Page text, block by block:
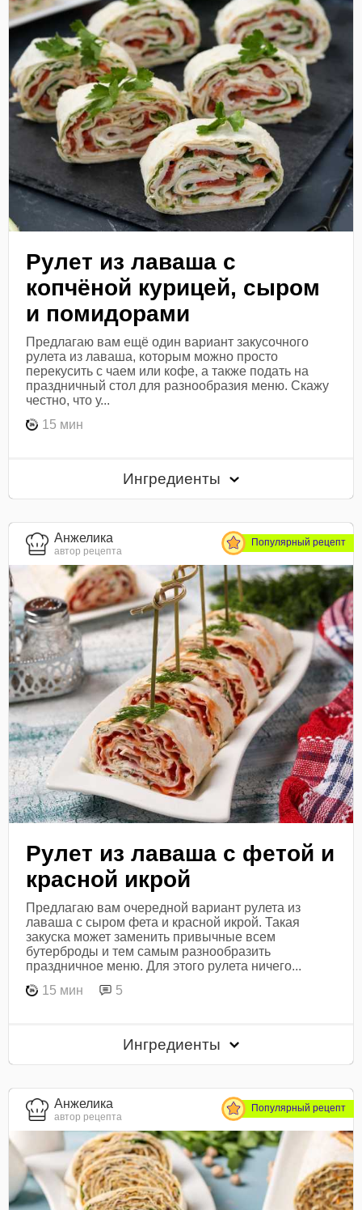
Рулет из лаваша с
копчёной курицей, сыром
и помидорами
Предлагаю вам ещё один вариант закусочного
рулета из лаваша, которым можно просто
перекусить с чаем или кофе, а также подать на
праздничный стол для разнообразия меню. Скажу
честно, что у...
15 мин
Ингредиенты
Анжелика
автор рецепта
Популярный рецепт
Рулет из лаваша с фетой и
красной икрой
Предлагаю вам очередной вариант рулета из
лаваша с сыром фета и красной икрой. Такая
закуска может заменить привычные всем
бутерброды и тем самым разнообразить
праздничное меню. Для этого рулета ничего...
15 мин
5
Ингредиенты
Анжелика
автор рецепта
Популярный рецепт